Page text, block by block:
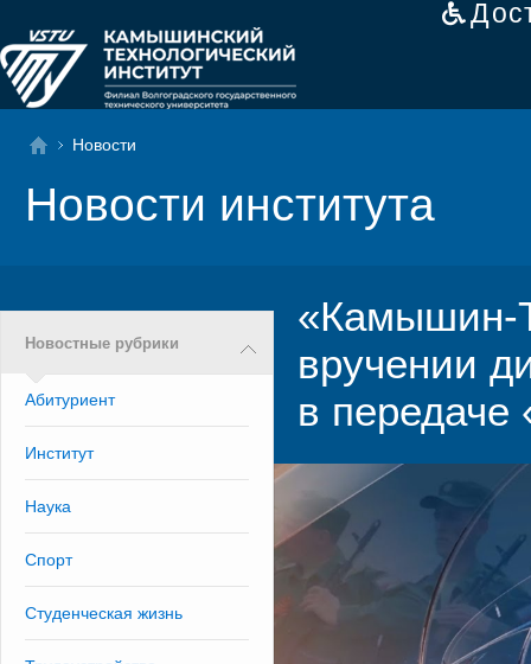
Новости
Новости института
Новостные рубрики
Абитуриент
Институт
Наука
Спорт
Студенческая жизнь
«Камышин-
вручении
в передаче